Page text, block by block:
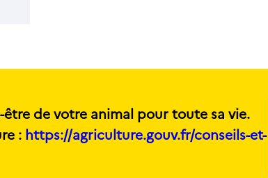
de votre animal pour toute sa vie.
: https://agriculture.gouv.fr/conseils-et-